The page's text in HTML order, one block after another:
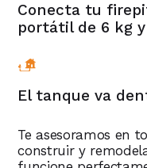
Conecta tu
portátil de 6 kg
El tanque va
Te asesoramos en
construir y